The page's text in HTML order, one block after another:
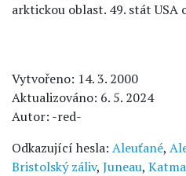
arktickou oblast. 49. stát USA
Vytvořeno: 14. 3. 2000
Aktualizováno: 6. 5. 2024
Autor: -red-
Odkazující hesla: Aleuťané,
Bristolský záliv, Juneau,